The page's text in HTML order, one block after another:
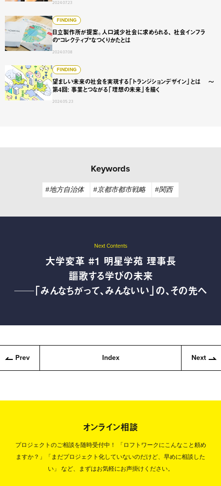
2024.07.23
FINDING
日立製作所が提案。人口減少社会に求められる、 社会インフラ
の“コレクティブ”なつくりかたとは
2024.07.08
日立製作所が提案。人口減少社会に求められる、 社会イン
FINDING
望ましい未来の社会を実現する「トランジションデザイン」とは 〜
第4回: 事業とつながる「理想の未来」を描く
2024.05.23
望ましい未来の社会を実現する「トランジションデザイン
Keywords
#地方自治体 #京都市都市戦略 #関西
Next Contents
大学変革 #1 明星学苑 理事長
謳歌する学びの未来
──「みんなちがって、みんないい」の、その先へ
Prev Index Next
オンライン相談
プロジェクトのご相談を随時受付中！
「ロフトワークにこんなこと頼め
ますか？」「まだプロジェクト化していないのだけど、早めに相談した
い」
など、まずはお気軽にお声掛けください。